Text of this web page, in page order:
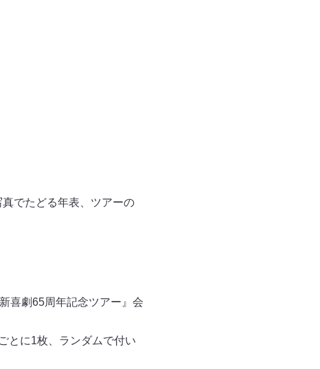
でたどる年表、ツアーの
喜劇65周年記念ツアー』会
とに1枚、ランダムで付い